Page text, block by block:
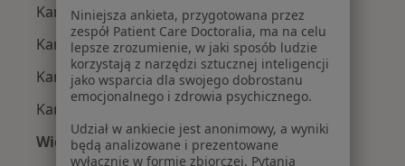
Kamica żółciowa w Sopocie
Kamica żółciowa w Redzie
Kamica żółciowa w Tczewie
Kamica żółciowa w Kartuzach
Więcej (7)
Więcej w kategorii: W pobliżu Gdańska
Niniejsza ankieta, przygotowana przez
zespół Patient Care Doctoralia, ma na celu
lepsze zrozumienie, w jaki sposób ludzie
korzystają z narzędzi sztucznej inteligencji
jako wsparcia dla swojego dobrostanu
emocjonalnego i zdrowia psychicznego.
Udział w ankiecie jest anonimowy, a wyniki
będą analizowane i prezentowane
wyłącznie w formie zbiorczej. Pytania